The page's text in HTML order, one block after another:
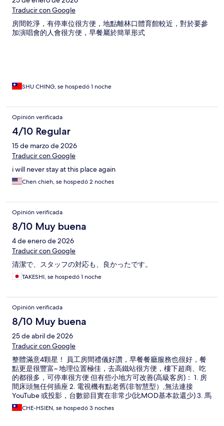
Traducir con Google
房間乾淨，有停車位很方便，地點離林口體育館較近，對於要參
加演唱會的人會很方便，早餐屬於簡單形式
SHU CHING, se hospedó 1 noche
Opinión verificada
4/10 Regular
15 de marzo de 2026
Traducir con Google
i will never stay at this place again
Chen chieh, se hospedó 2 noches
Opinión verificada
8/10 Muy buena
4 de enero de 2026
Traducir con Google
清潔で、スタッフの対応も、良かったです。
TAKESHI, se hospedó 1 noche
Opinión verificada
8/10 Muy buena
25 de abril de 2026
Traducir con Google
整體滿意4顆星！ 員工房間禮儀好讚，早餐餐廳服務也很好，餐
點更是很豐富~ 地理位置極佳，去高鐵站很方便，樓下超商、吃
的都很多，可停車很方便 但有些小地方可改善(高級客房)： 1. 房
間床頭無任何插座 2. 電視機有點老舊(非智慧型）,無法連接
YouTube 或投影，台數節目實在非常少(比MOD基本款還少) 3. 馬
桶沖水時水花會噴出到椅座 4. 窗戶窗簾上方仔細看似乎該清潔了
CHE-HSIEN, se hospedó 3 noches